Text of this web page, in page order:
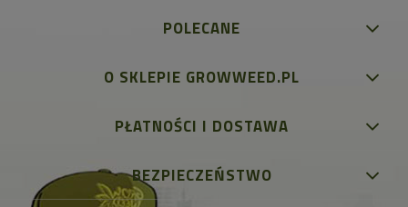
POLECANE
O SKLEPIE GROWWEED.PL
PŁATNOŚCI I DOSTAWA
BEZPIECZEŃSTWO